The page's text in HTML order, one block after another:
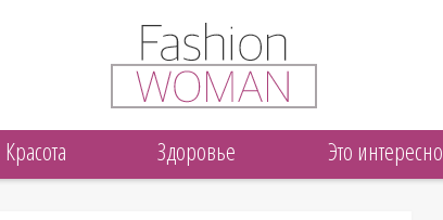
Красота Здоровье Это интересно